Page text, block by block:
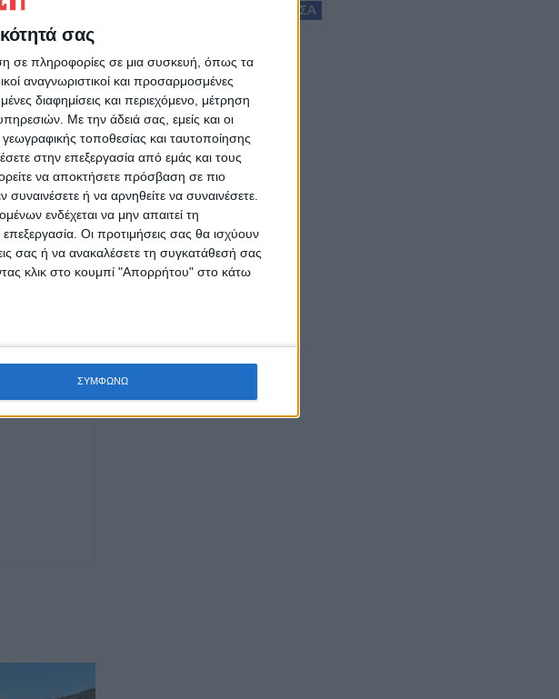
σας
σε πληροφορίες σε μια συσκευή, όπως τα
αναγνωριστικοί και προσαρμοσμένες
διαφημίσεις και περιεχόμενο, μέτρηση
Με την άδειά σας, εμείς και οι
τοποθεσίας και ταυτοποίησης
στην επεξεργασία από εμάς και τους
να αποκτήσετε πρόσβαση σε πιο
ή να αρνηθείτε να συναινέσετε.
ενδέχεται να μην απαιτεί τη
Οι προτιμήσεις σας θα ισχύουν
σας ή να ανακαλέσετε τη συγκατάθεσή σας
κλικ στο κουμπί "Απορρήτου" στο κάτω
ΣΥΜΦΩΝΩ
«Plastiras
ΚΑΡΔΙΤΣΑ